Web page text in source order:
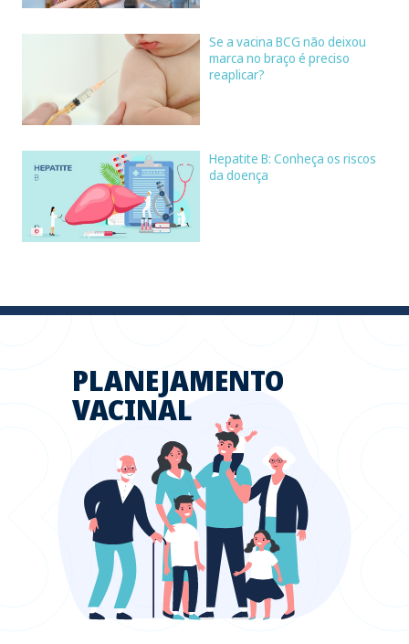
Se a vacina BCG não deixou
marca no braço é preciso
reaplicar?
Hepatite B: Conheça os riscos
da doença
PLANEJAMENTO
VACINAL